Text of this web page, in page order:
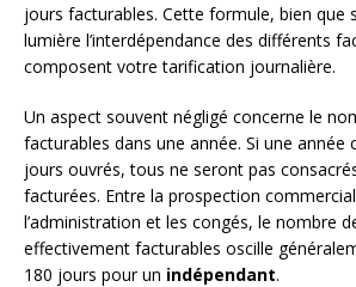
jours facturables. Cette formule, bien que
lumière l’interdépendance des différents
composent votre tarification journalière.
Un aspect souvent négligé concerne le
facturables dans une année. Si une année
jours ouvrés, tous ne seront pas
facturées. Entre la prospection
l’administration et les congés, le nombre
effectivement facturables oscille
180 jours pour un indépendant.